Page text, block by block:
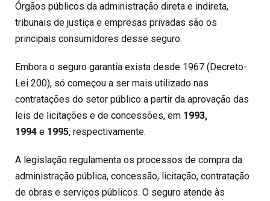
Órgãos públicos da administração direta e indireta,
tribunais de justiça e empresas privadas são os
principais consumidores desse seguro.
Embora o seguro garantia exista desde 1967 (Decreto-
Lei 200), só começou a ser mais utilizado nas
contratações do setor público a partir da aprovação das
leis de licitações e de concessões, em 1993,
1994 e 1995, respectivamente.
A legislação regulamenta os processos de compra da
administração pública, concessão, licitação, contratação
de obras e serviços públicos. O seguro atende às